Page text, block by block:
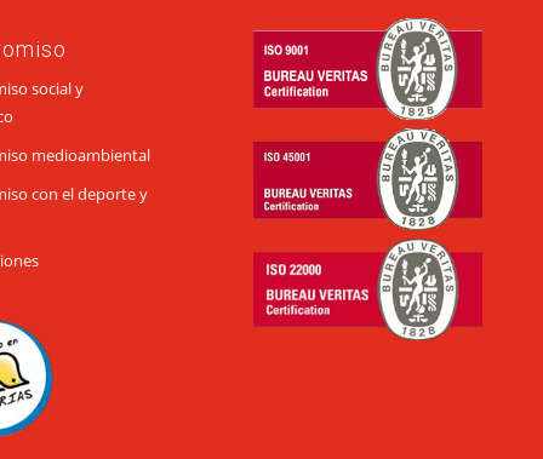
social y
medioambiental
con el deporte y